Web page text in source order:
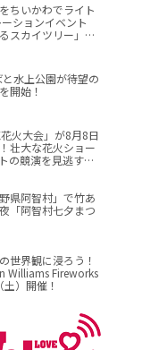
ちいかわでライト
ションイベント
スカイツリー」開
水上公園が待望の
開始！
火大会」が8月8日
壮大な花火ショー
の競演を見逃す
県阿智村」で竹あ
「阿智村七夕まつ
世界観に浸ろう！
Williams Fireworks
）開催！